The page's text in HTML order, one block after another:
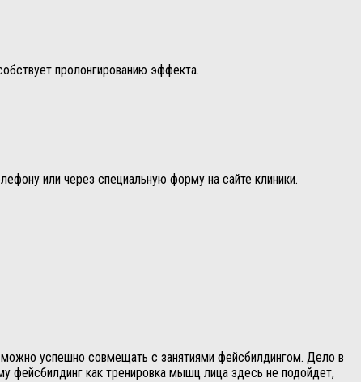
пролонгированию эффекта.
или через специальную форму на сайте клиники.
успешно совмещать с занятиями фейсбилдингом. Дело в
фейсбилдинг как тренировка мышц лица здесь не подойдет,